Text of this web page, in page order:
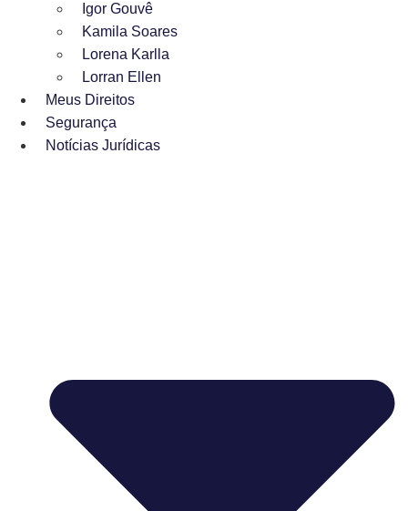
Igor Gouvê
Kamila Soares
Lorena Karlla
Lorran Ellen
Meus Direitos
Segurança
Notícias Jurídicas